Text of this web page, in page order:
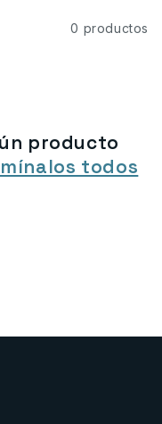
0 productos
producto
todos